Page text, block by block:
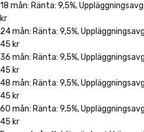
18 mån: Ränta: 9,5%,
kr
24 mån: Ränta: 9,5%,
45 kr
36 mån: Ränta: 9,5%,
45 kr
48 mån: Ränta: 9,5%,
45 kr
60 mån: Ränta: 9,5%,
45 kr